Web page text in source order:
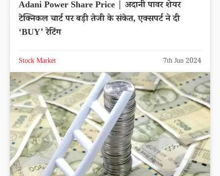
Adani Power Share Price | अदानी पावर शेयर
टेक्निकल चार्ट पर बड़ी तेजी के संकेत, एक्सपर्ट ने दी
‘BUY’ रेटिंग
Stock Market 7th Jun 2024